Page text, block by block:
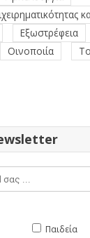
Εξωστρέφεια
Οινοποιία
Παιδεία